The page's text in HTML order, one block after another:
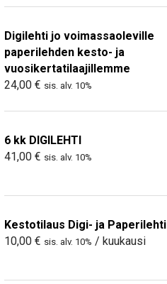
Digilehti jo voimassaoleville
paperilehden kesto- ja
vuosikertatilaajillemme
24,00 € sis. alv. 10%
6 kk DIGILEHTI
41,00 € sis. alv. 10%
Kestotilaus Digi- ja Paperilehti
10,00 € sis. alv. 10% / kuukausi